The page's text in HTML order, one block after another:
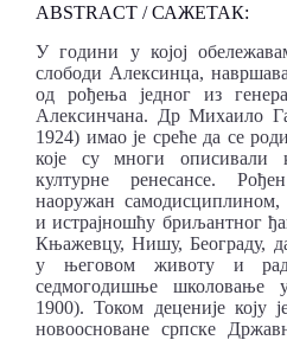
ABSTRACT / САЖЕТАК:
У години у којој
слободи Алексинца,
од рођења једног из
Алексинчана. Др Михаило
1924) имао је среће да се
које су многи описивали
културне ренесансе.
наоружан самодисциплином,
и истрајношћу бриљантног
Књажевцу, Нишу, Београду,
у његовом животу и
седмогодишње школовање
1900). Током деценије коју
новоосноване српске